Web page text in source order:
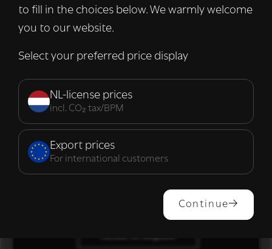
to fill in the choices below. We warmly welcome
you to our website.
Select your preferred price display
NL-license prices
incl. CO₂ tax/BPM
Export prices
For international customers
Continue
die deze kunnen combineren met andere
informatie die u aan hen heeft verstrekt of
van hun diensten. Lees verder
Strikt
noodzakelijk
Prestatie Targeting
ALLES ACCEPTEREN